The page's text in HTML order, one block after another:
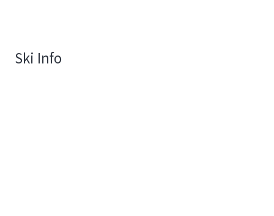
Ski Info